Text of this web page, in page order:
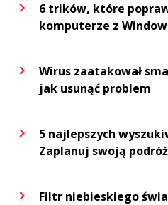
6 trików, które
komputerze z
Wirus zaatakował
jak usunąć problem
5 najlepszych
Zaplanuj swoją podróż
Filtr niebieskiego